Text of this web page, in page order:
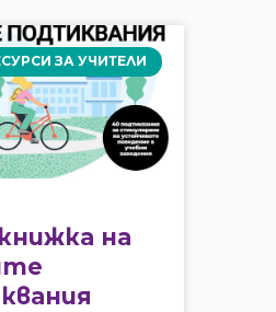
ЗА УЧИТЕЛИ
на